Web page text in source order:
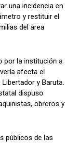
una incidencia en
y restituir el
del área
por la institución a
afecta el
y Baruta.
dispuso
obreros y
públicos de las